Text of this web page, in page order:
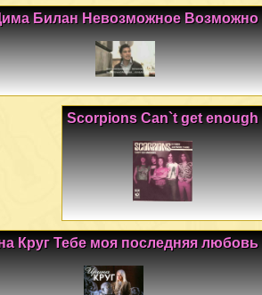
Билан Невозможное Возможно
Scorpions Can`t get enough
Круг Тебе моя последняя любовь